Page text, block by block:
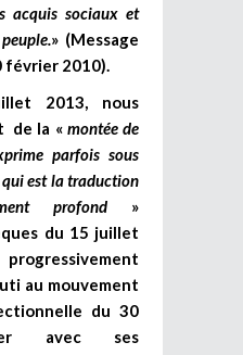
acquis sociaux et
» (Message
février 2010).
2013, nous
de la « montée de
parfois sous
est la traduction
profond »
du 15 juillet
progressivement
au mouvement
du 30
avec ses